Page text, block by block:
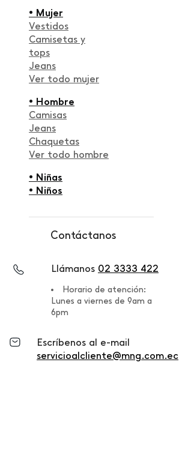
• Mujer
Vestidos
Camisetas y
tops
Jeans
Ver todo mujer
• Hombre
Camisas
Jeans
Chaquetas
Ver todo hombre
• Niñas
• Niños
Contáctanos
Llámanos 02 3333 422
Horario de atención:
Lunes a viernes de 9am a
6pm
Escríbenos al e-mail
servicioalcliente@mng.com.ec